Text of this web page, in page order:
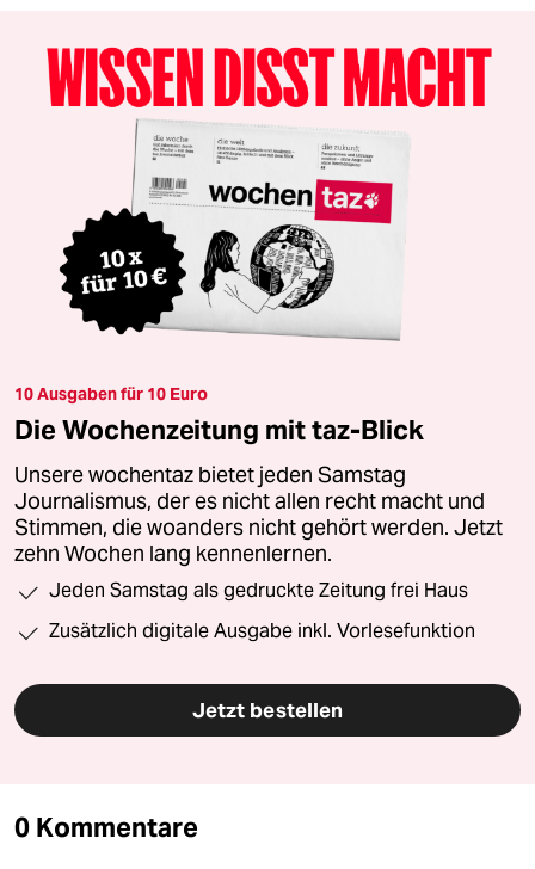
10 Ausgaben für 10 Euro
Die Wochenzeitung mit taz-Blick
Unsere wochentaz bietet jeden Samstag
Journalismus, der es nicht allen recht macht und
Stimmen, die woanders nicht gehört werden. Jetzt
zehn Wochen lang kennenlernen.
Jeden Samstag als gedruckte Zeitung frei Haus
Zusätzlich digitale Ausgabe inkl. Vorlesefunktion
Jetzt bestellen
0 Kommentare